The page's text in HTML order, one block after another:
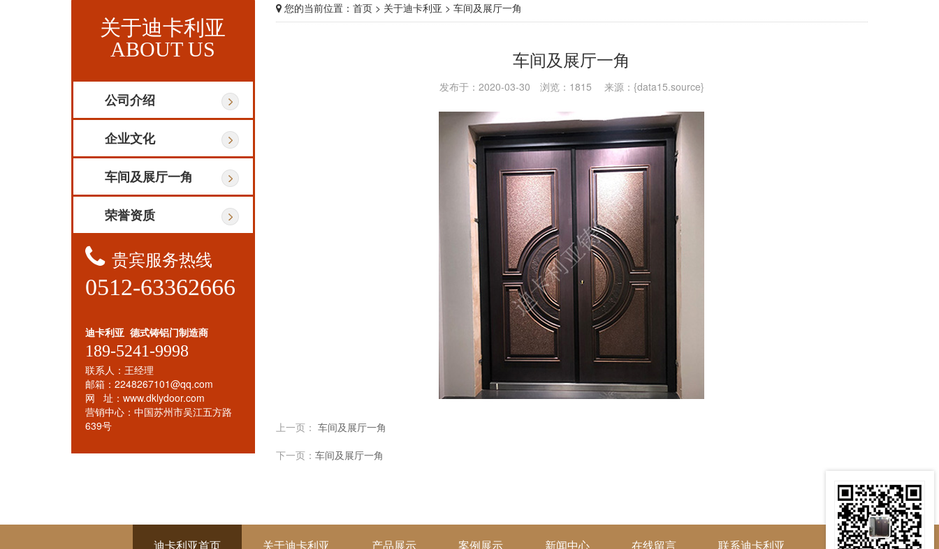
关于迪卡利亚
ABOUT US
公司介绍
企业文化
车间及展厅一角
荣誉资质
贵宾服务热线
0512-63362666
迪卡利亚 德式铸铝门制造商
189-5241-9998
联系人：王经理
邮箱：2248267101@qq.com
网 址：www.dklydoor.com
营销中心：中国苏州市吴江五方路
639号
您的当前位置： 首页> 关于迪卡利亚 > 车间及展厅一角
车间及展厅一角
发布于：2020-03-30 浏览：1815 来源：{data15.source}
上一页： 车间及展厅一角
下一页： 车间及展厅一角
迪卡利亚首页 关于迪卡利亚 产品展示 案例展示 新闻中心 在线留言 联系迪卡利亚